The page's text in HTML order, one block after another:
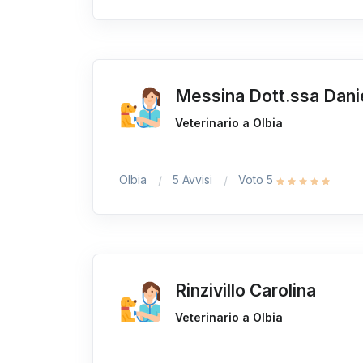
Messina Dott.ssa
Veterinario a Olbia
Olbia 5 Avvisi Voto 5
Rinzivillo Carolina
Veterinario a Olbia